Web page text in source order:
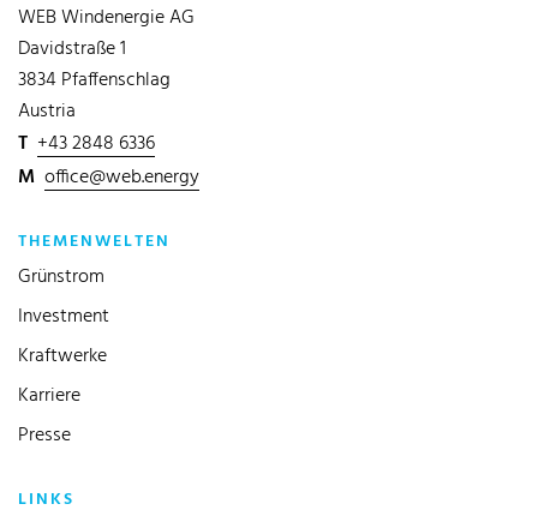
WEB Windenergie AG
Davidstraße 1
3834 Pfaffenschlag
Austria
T +43 2848 6336
M office@web.energy
THEMENWELTEN
Grünstrom
Investment
Kraftwerke
Karriere
Presse
LINKS